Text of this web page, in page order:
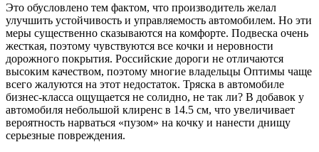
Это обусловлено тем фактом, что производитель желал
улучшить устойчивость и управляемость автомобилем. Но эти
меры существенно сказываются на комфорте. Подвеска очень
жесткая, поэтому чувствуются все кочки и неровности
дорожного покрытия. Российские дороги не отличаются
высоким качеством, поэтому многие владельцы Оптимы чаще
всего жалуются на этот недостаток. Тряска в автомобиле
бизнес-класса ощущается не солидно, не так ли? В добавок у
автомобиля небольшой клиренс в 14.5 см, что увеличивает
вероятность нарваться «пузом» на кочку и нанести днищу
серьезные повреждения.